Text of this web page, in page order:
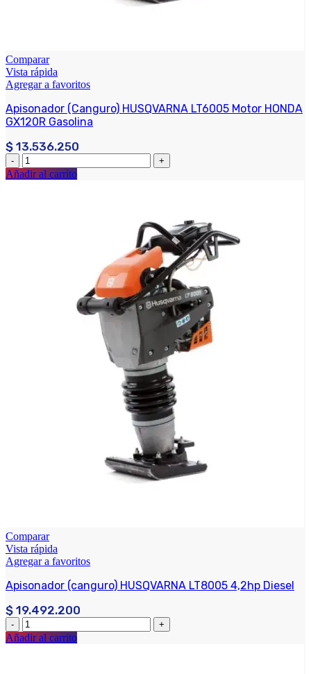
Comparar
Vista rápida
Agregar a favoritos
Apisonador (Canguro) HUSQVARNA LT6005 Motor HONDA
GX120R Gasolina
$ 13.536.250
Añadir al carrito
Comparar
Vista rápida
Agregar a favoritos
Apisonador (canguro) HUSQVARNA LT8005 4,2hp Diesel
$ 19.492.200
Añadir al carrito